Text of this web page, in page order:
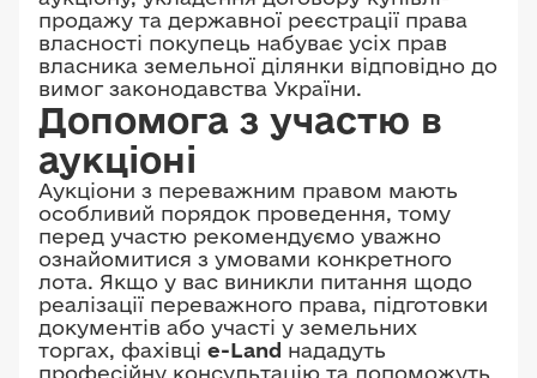
продажу та державної реєстрації права
власності покупець набуває усіх прав
власника земельної ділянки відповідно до
вимог законодавства України.
Допомога з участю в
аукціоні
Аукціони з переважним правом мають
особливий порядок проведення, тому
перед участю рекомендуємо уважно
ознайомитися з умовами конкретного
лота. Якщо у вас виникли питання щодо
реалізації переважного права, підготовки
документів або участі у земельних
торгах, фахівці e-Land нададуть
професійну консультацію та допоможуть